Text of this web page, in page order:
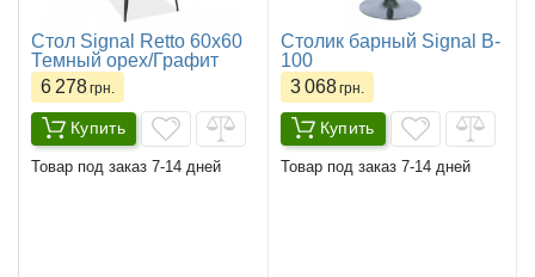
Стол Signal Retto 60x60
Темный орех/Графит
6 278грн.
Купить
Товар под заказ 7-14 дней
Столик барный Signal B-
100
3 068грн.
Купить
Товар под заказ 7-14 дней